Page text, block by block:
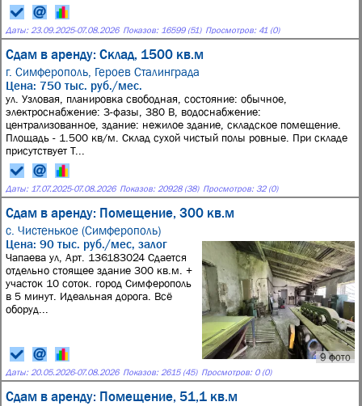
Даты: 23.09.2025-07.08.2026 Показов: 16599 (51) Просмотров: 41 (0)
Сдам в аренду: Склад, 1500 кв.м
г. Симферополь, Героев Сталинграда
Цена: 750 тыс. руб./мес.
ул. Узловая, планировка свободная, состояние: обычное,
электроснабжение: 3-фазы, 380 В, водоснабжение:
централизованное, здание: нежилое здание, складское помещение.
Площадь - 1.500 кв/м. Склад сухой чистый полы ровные. При складе
присутствует Т...
Даты: 17.07.2025-07.08.2026 Показов: 20928 (38) Просмотров: 32 (0)
Сдам в аренду: Помещение, 300 кв.м
с. Чистенькое (Симферополь)
9 фото
Цена: 90 тыс. руб./мес, залог
Чапаева ул, Арт. 136183024 Сдается
отдельно стоящее здание 300 кв.м. +
участок 10 соток. город Симферополь
в 5 минут. Идеальная дорога. Всё
оборуд...
Даты: 20.05.2026-07.08.2026 Показов: 2615 (45) Просмотров: 0 (0)
Сдам в аренду: Помещение, 51,1 кв.м